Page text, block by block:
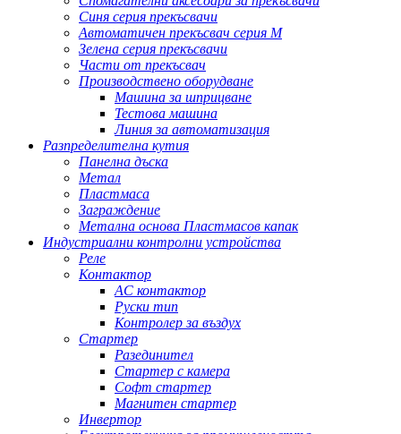
Синя серия прекъсвачи
Автоматичен прекъсвач серия M
Зелена серия прекъсвачи
Части от прекъсвач
Производствено оборудване
Машина за шприцване
Тестова машина
Линия за автоматизация
Разпределителна кутия
Панелна дъска
Метал
Пластмаса
Заграждение
Метална основа Пластмасов капак
Индустриални контролни устройства
Реле
Контактор
AC контактор
Руски тип
Контролер за въздух
Стартер
Разединител
Стартер с камера
Софт стартер
Магнитен стартер
Инвертор